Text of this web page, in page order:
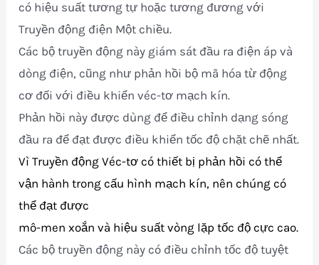
có hiệu suất tương tự hoặc tương đương với
Truyền động điện Một chiều.
Các bộ truyền động này giám sát đầu ra điện áp và
dòng điện, cũng như phản hồi bộ mã hóa từ động
cơ đối với điều khiển véc-tơ mạch kín.
Phản hồi này được dùng để điều chỉnh dạng sóng
đầu ra để đạt được điều khiển tốc độ chặt chẽ nhất.
Vì Truyền động Véc-tơ có thiết bị phản hồi có thể
vận hành trong cấu hình mạch kín, nên chúng có
thể đạt được
mô-men xoắn và hiệu suất vòng lặp tốc độ cực cao.
Các bộ truyền động này có điều chỉnh tốc độ tuyệt